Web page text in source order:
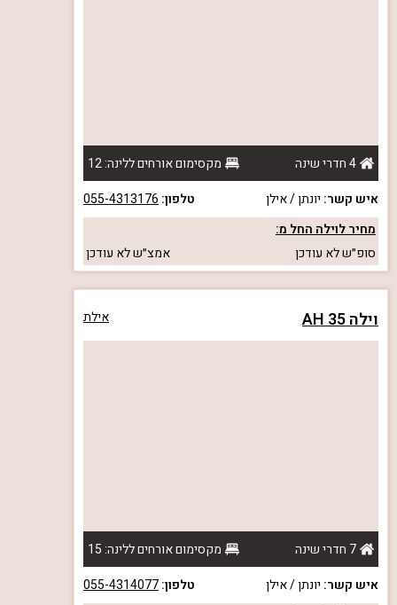
4 חדרי שינה
מקסימום אורחים ללינה: 12
איש קשר: יונתן / אילן טלפון: 055-4313176
מחיר לוילה החל מ:
סופ״שלא עודכן אמצ״שלא עודכן
וילה AH 35 אילת
7 חדרי שינה
מקסימום אורחים ללינה: 15
איש קשר: יונתן / אילן טלפון:055-4314077